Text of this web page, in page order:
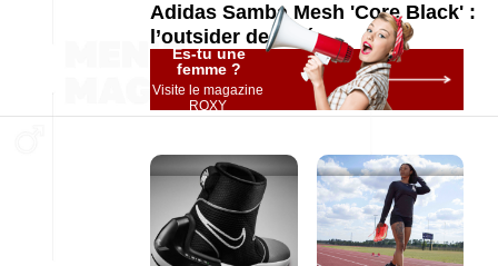
Adidas Samba Mesh 'Core Black' :
l’outsider de l’été
Es-tu une
femme ?
Visite le magazine
ROXY